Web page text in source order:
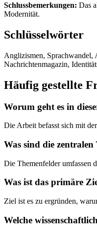
Schlussbemerkungen: Das
Modernität.
Schlüsselwörter
Anglizismen, Sprachwandel,
Nachrichtenmagazin,
Häufig gestellte
Worum geht es in
Die Arbeit befasst sich mit
Was sind die zentralen
Die Themenfelder umfassen
Was ist das primäre
Ziel ist es zu ergründen,
Welche